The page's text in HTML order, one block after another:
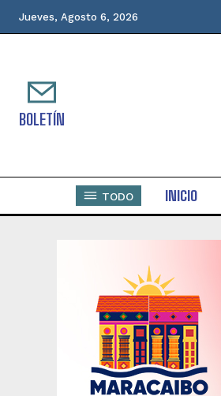
Jueves, Agosto 6, 2026
BOLETÍN
TODO INICIO